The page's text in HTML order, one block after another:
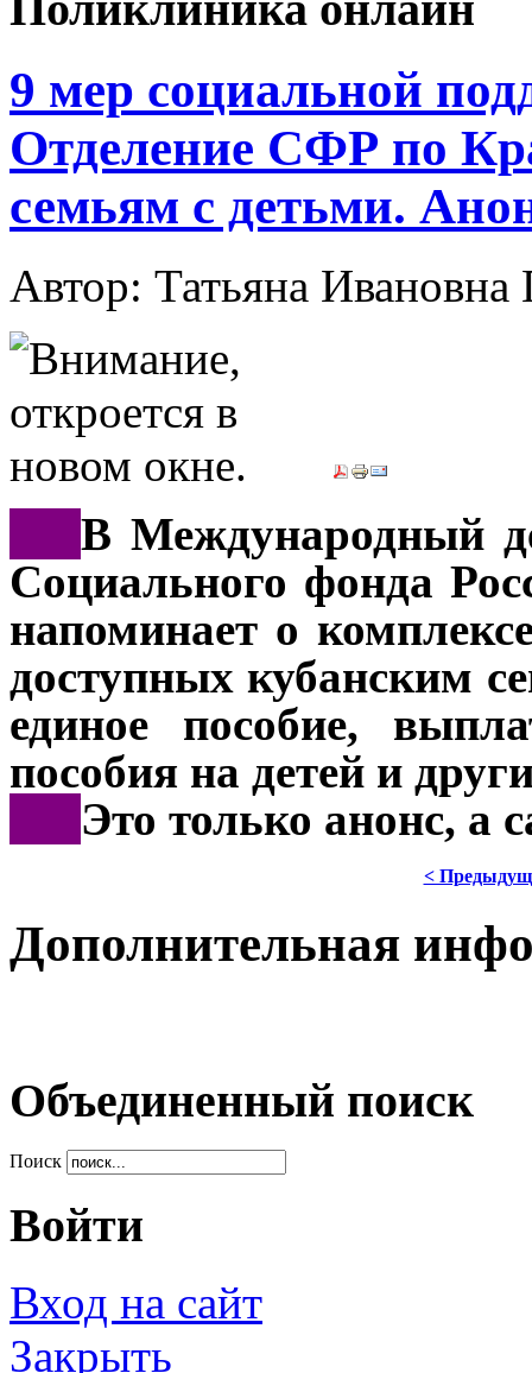
9 мер социальной
Отделение СФР по
семьям с детьми.
Автор: Татьяна
В Международный
Социального фонда
напоминает о
доступных кубанским
единое пособие,
пособия на детей и
Это только анонс, а
<
Дополнительная
Объединенный поиск
Поиск
Войти
Вход на сайт
Закрыть